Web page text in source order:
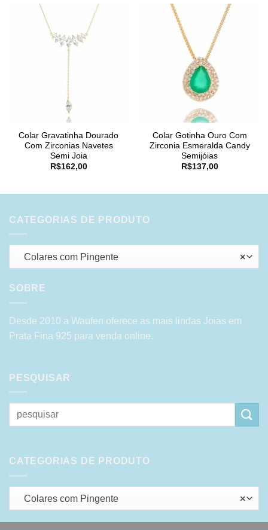
Colar Gravatinha Dourado
Com Zirconias Navetes
Semi Joia
R$162,00
Colar Gotinha Ouro Com
Zirconia Esmeralda Candy
Semijóias
R$137,00
CATEGORIAS DE PRODUTO
×
Colares com Pingente
SOBRE
Desde 2010 a Waufen oferece as mais lindas Joias em
Prata Fina 925 para venda online.
PESQUISAR
Pesquisar
por:
CATEGORIAS DE PRODUTO
×
Colares com Pingente